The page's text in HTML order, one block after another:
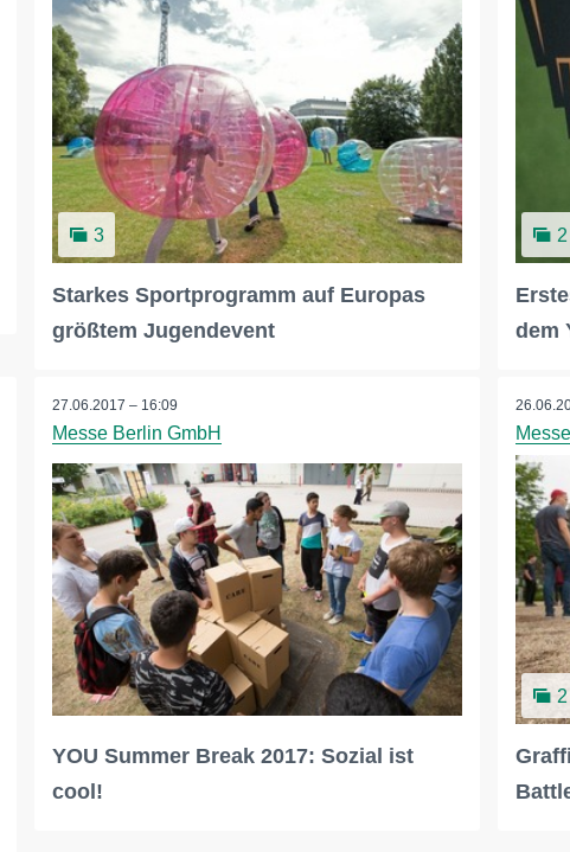
3
Starkes Sportprogramm auf Europas
größtem Jugendevent
2
dem
27.06.2017 – 16:09
Messe Berlin GmbH
YOU Summer Break 2017: Sozial ist
cool!
2